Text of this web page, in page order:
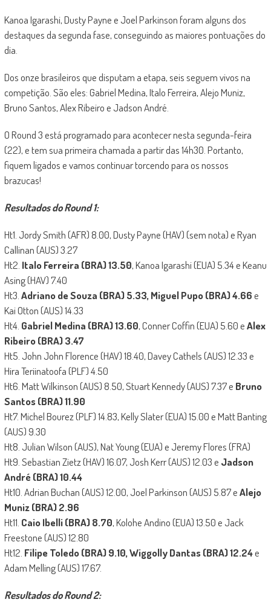
Kanoa Igarashi, Dusty Payne e Joel Parkinson foram alguns dos
destaques da segunda fase, conseguindo as maiores pontuações do
dia.
Dos onze brasileiros que disputam a etapa, seis seguem vivos na
competição. São eles: Gabriel Medina, Italo Ferreira, Alejo Muniz,
Bruno Santos, Alex Ribeiro e Jadson André.
O Round 3 está programado para acontecer nesta segunda-feira
(22), e tem sua primeira chamada a partir das 14h30. Portanto,
fiquem ligados e vamos continuar torcendo para os nossos
brazucas!
Resultados do Round 1:
Ht1. Jordy Smith (AFR) 8.00, Dusty Payne (HAV) (sem nota) e Ryan
Callinan (AUS) 3.27
Ht2. Italo Ferreira (BRA) 13.50, Kanoa Igarashi (EUA) 5.34 e Keanu
Asing (HAV) 7.40
Ht3.Adriano de Souza (BRA) 5.33, Miguel Pupo (BRA) 4.66e
Kai Otton (AUS) 14.33
Ht4. Gabriel Medina (BRA) 13.60, Conner Coffin (EUA) 5.60 eAlex
Ribeiro (BRA) 3.47
Ht5. John John Florence (HAV) 18.40, Davey Cathels (AUS) 12.33 e
Hira Teriinatoofa (PLF) 4.50
Ht6. Matt Wilkinson (AUS) 8.50, Stuart Kennedy (AUS) 7.37 e Bruno
Santos (BRA) 11.90
Ht7. Michel Bourez (PLF) 14.83, Kelly Slater (EUA) 15.00 e Matt Banting
(AUS) 9.30
Ht8. Julian Wilson (AUS), Nat Young (EUA) e Jeremy Flores (FRA)
Ht9. Sebastian Zietz (HAV) 16.07, Josh Kerr (AUS) 12.03 e Jadson
André (BRA) 10.44
Ht10. Adrian Buchan (AUS) 12.00, Joel Parkinson (AUS) 5.87 eAlejo
Muniz (BRA) 2.96
Ht11. Caio Ibelli (BRA) 8.70, Kolohe Andino (EUA) 13.50 e Jack
Freestone (AUS) 12.80
Ht12. Filipe Toledo (BRA) 9.10, Wiggolly Dantas (BRA) 12.24e
Adam Melling (AUS) 17.67.
Resultados do Round 2: